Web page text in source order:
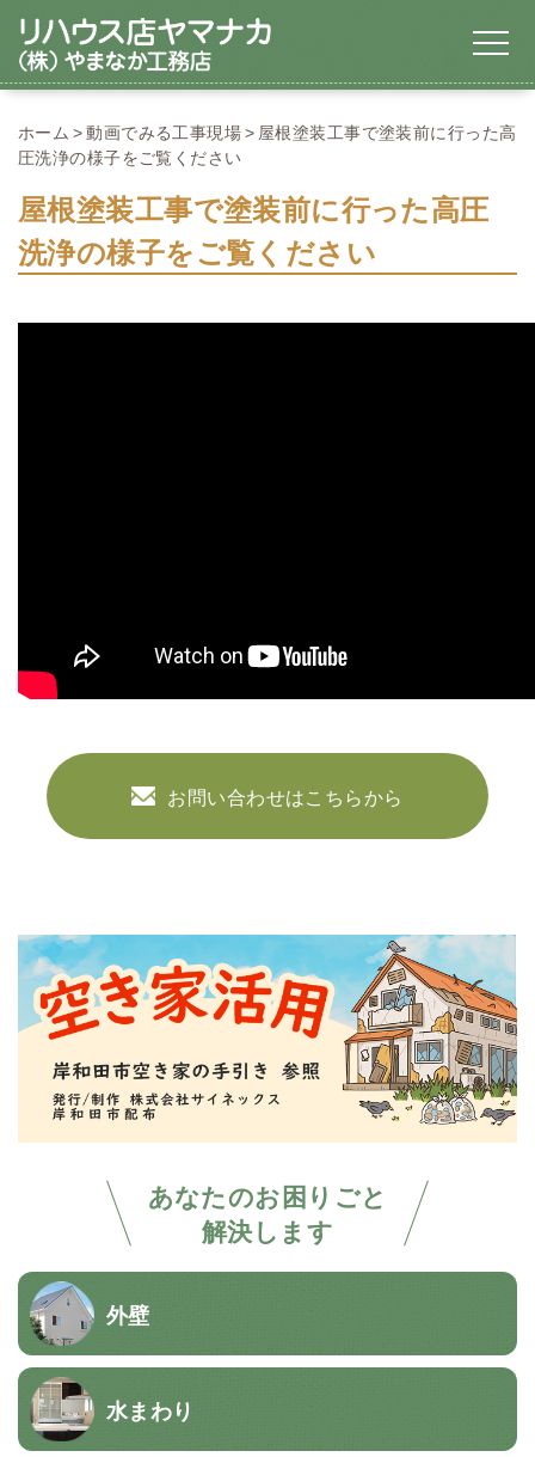
あなたのお困りごと
解決します
外壁
水まわり
ホーム 動画でみる工事現場
屋根塗装工事で塗装前に行った高
圧洗浄の様子をご覧ください
屋根塗装工事で塗装前に行った高圧
洗浄の様子をご覧ください
お問い合わせはこちらから